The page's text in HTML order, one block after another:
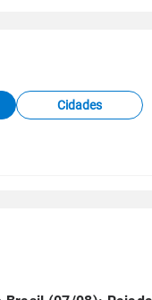
Cidades